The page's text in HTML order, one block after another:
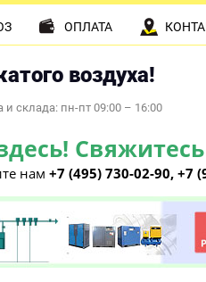
воздуха!
склада: пн-пт 09:00 – 16:00
Свяжитесь
нам +7 (495) 730-02-90, +7
ОПЛАТА